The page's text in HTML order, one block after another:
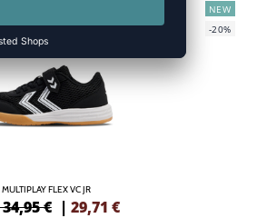
MULTIPLAY FLEX VC JR
€ | 29,71 €
NEW
-20%